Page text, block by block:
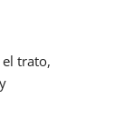
el trato,